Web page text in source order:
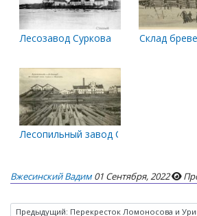
Лесозавод Суркова Склад
Лесопильный завод Сурков и
Вжесинский Вадим 01 Сентября, 2022
Предыдущий: Перекресток Ломоносова и